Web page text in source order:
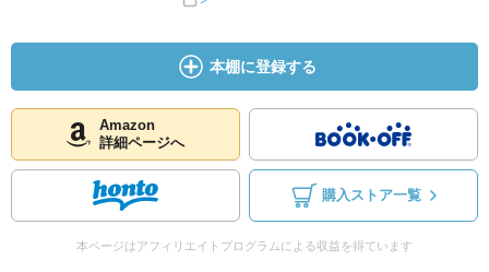
本棚に登録する
Amazon
詳細ページへ
購入ストア一覧
本ページはアフィリエイトプログラムによる収益を得ています